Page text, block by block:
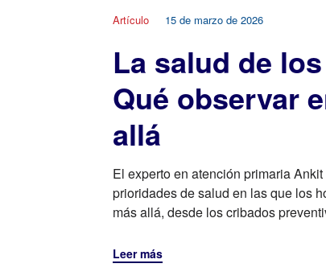
Artículo 15 de marzo de 2026
La salud de
Qué observar
allá
El experto en atención primaria
prioridades de salud en las que los
más allá, desde los cribados
Leer más